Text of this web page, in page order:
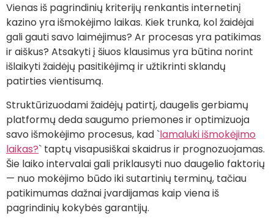
Vienas iš pagrindinių kriterijų renkantis internetinį
kazino yra išmokėjimo laikas. Kiek trunka, kol žaidėjai
gali gauti savo laimėjimus? Ar procesas yra patikimas
ir aiškus? Atsakyti į šiuos klausimus yra būtina norint
išlaikyti žaidėjų pasitikėjimą ir užtikrinti sklandų
patirties vientisumą.
Struktūrizuodami žaidėjų patirtį, daugelis gerbiamų
platformų deda saugumo priemones ir optimizuoja
savo išmokėjimo procesus, kad `lamaluki išmokėjimo
laikas?` taptų visapusiškai skaidrus ir prognozuojamas.
Šie laiko intervalai gali priklausyti nuo daugelio faktorių
— nuo mokėjimo būdo iki sutartinių terminų, tačiau
patikimumas dažnai įvardijamas kaip viena iš
pagrindinių kokybės garantijų.